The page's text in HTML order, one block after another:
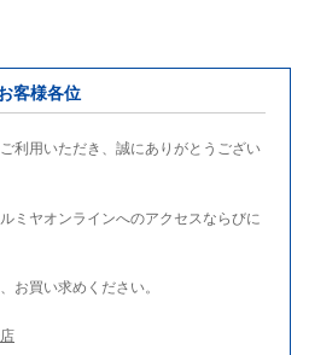
客様各位
利用いただき、誠にありがとうござい
ミヤオンラインへのアクセスならびに
お買い求めください。